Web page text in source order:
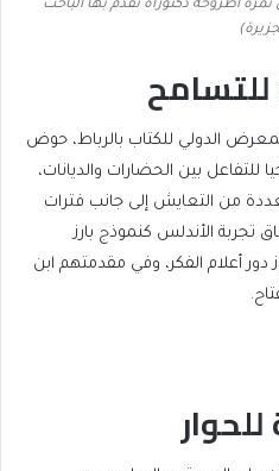
ثمرة أطروحة دكتوراه تقدم بها الباحث
الدولي للكتاب بالرباط، حوض
بين الحضارات والديانات،
من التعايش إلى جانب فترات
تجربة الأندلس كنموذج بارز
دور أعلام الفكر، وفي مقدمتهم ابن